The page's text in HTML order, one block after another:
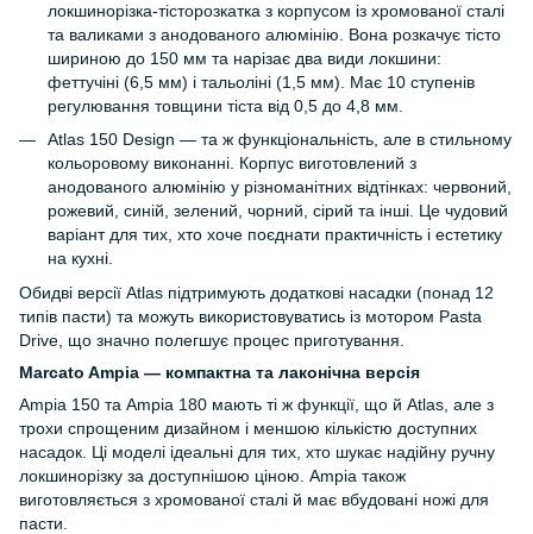
локшинорізка-тісторозкатка з корпусом із хромованої сталі
та валиками з анодованого алюмінію. Вона розкачує тісто
шириною до 150 мм та нарізає два види локшини:
феттучіні (6,5 мм) і тальоліні (1,5 мм). Має 10 ступенів
регулювання товщини тіста від 0,5 до 4,8 мм.
Atlas 150 Design — та ж функціональність, але в стильному
кольоровому виконанні. Корпус виготовлений з
анодованого алюмінію у різноманітних відтінках: червоний,
рожевий, синій, зелений, чорний, сірий та інші. Це чудовий
варіант для тих, хто хоче поєднати практичність і естетику
на кухні.
Обидві версії Atlas підтримують додаткові насадки (понад 12
типів пасти) та можуть використовуватись із мотором Pasta
Drive, що значно полегшує процес приготування.
Marcato Ampia — компактна та лаконічна версія
Ampia 150 та Ampia 180 мають ті ж функції, що й Atlas, але з
трохи спрощеним дизайном і меншою кількістю доступних
насадок. Ці моделі ідеальні для тих, хто шукає надійну ручну
локшинорізку за доступнішою ціною. Ampia також
виготовляється з хромованої сталі й має вбудовані ножі для
пасти.